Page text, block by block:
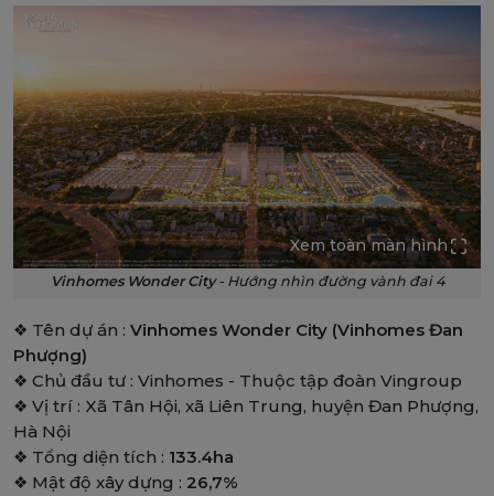
Xem toàn màn hình
Vinhomes Wonder City- Hướng nhìn đường vành đai 4
❖ Tên dự án : Vinhomes Wonder City (Vinhomes Đan
Phượng)
❖ Chủ đầu tư : Vinhomes - Thuộc tập đoàn Vingroup
❖ Vị trí : Xã Tân Hội, xã Liên Trung, huyện Đan Phượng,
Hà Nội
❖ Tổng diện tích : 133.4ha
❖ Mật độ xây dựng : 26,7%